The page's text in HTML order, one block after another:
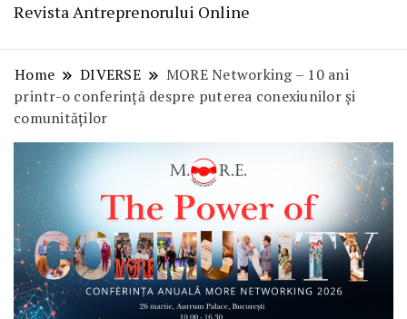
Revista Antreprenorului Online
Home DIVERSE
MORE Networking – 10 ani
printr-o conferință despre puterea conexiunilor și
comunităților